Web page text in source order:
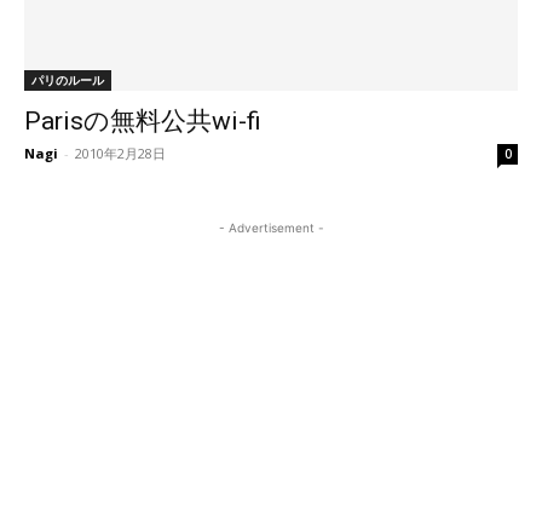
パリのルール
Parisの無料公共wi-fi
Nagi - 2010年2月28日 0
- Advertisement -